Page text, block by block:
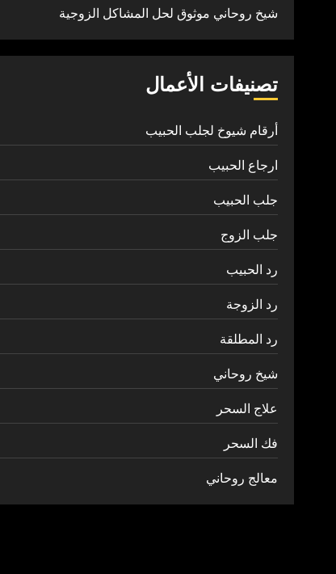
شيخ روحاني موثوق لحل المشاكل الزوجية
تصنيفات الأعمال
أرقام شيوخ لجلب الحبيب
ارجاع الحبيب
جلب الحبيب
جلب الزوج
رد الحبيب
رد الزوجة
رد المطلقة
شيخ روحاني
علاج السحر
فك السحر
معالج روحاني